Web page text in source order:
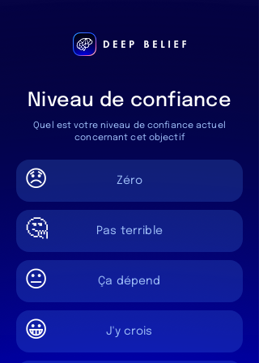
Niveau de confiance
Quel est votre niveau de confiance actuel
concernant cet objectif
😞 Zéro
🤔 Pas terrible
😐 Ça dépend
😀 J'y crois